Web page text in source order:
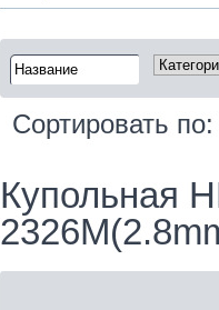
Сортировать
Купольная